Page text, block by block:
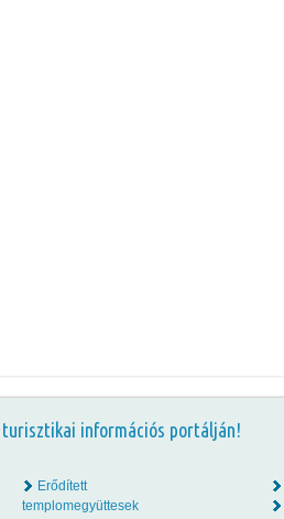
turisztikai információs portálján!
Erődített
templomegyüttesek